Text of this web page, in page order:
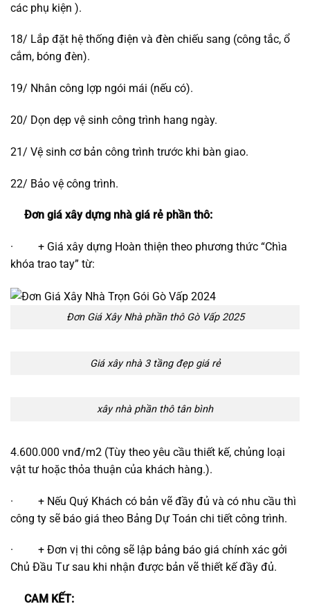
các phụ kiện ).
18/ Lắp đặt hệ thống điện và đèn chiếu sang (công tắc, ổ
cắm, bóng đèn).
19/ Nhân công lợp ngói mái (nếu có).
20/ Dọn dẹp vệ sinh công trình hang ngày.
21/ Vệ sinh cơ bản công trình trước khi bàn giao.
22/ Bảo vệ công trình.
Đơn giá xây dựng nhà giá rẻ phần thô:
· + Giá xây dựng Hoàn thiện theo phương thức “Chìa
khóa trao tay” từ:
Đơn Giá Xây Nhà phần thô Gò Vấp 2025
Giá xây nhà 3 tầng đẹp giá rẻ
xây nhà phần thô tân bình
4.600.000 vnđ/m2 (Tùy theo yêu cầu thiết kế, chủng loại
vật tư hoặc thỏa thuận của khách hàng.).
· + Nếu Quý Khách có bản vẽ đầy đủ và có nhu cầu thì
công ty sẽ báo giá theo Bảng Dự Toán chi tiết công trình.
· + Đơn vị thi công sẽ lập bảng báo giá chính xác gởi
Chủ Đầu Tư sau khi nhận được bản vẽ thiết kế đầy đủ.
CAM KẾT: